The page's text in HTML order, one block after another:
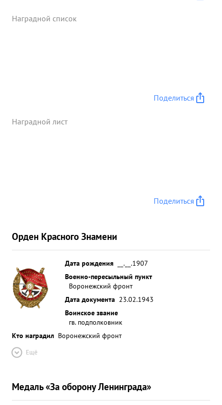
Наградной список
Поделиться
Наградной лист
Поделиться
Орден Красного Знамени
Дата рождения
__.__.1907
Военно-пересыльный пункт
Воронежский фронт
Дата документа 23.02.1943
Воинское звание
гв. подполковник
Кто наградил Воронежский фронт
Ещё
Медаль «За оборону Ленинграда»